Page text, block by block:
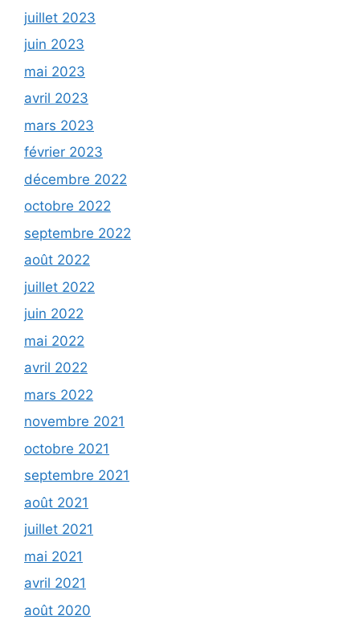
juillet 2023
juin 2023
mai 2023
avril 2023
mars 2023
février 2023
décembre 2022
octobre 2022
septembre 2022
août 2022
juillet 2022
juin 2022
mai 2022
avril 2022
mars 2022
novembre 2021
octobre 2021
septembre 2021
août 2021
juillet 2021
mai 2021
avril 2021
août 2020